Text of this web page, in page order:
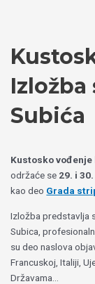
Subića
Kustosko vođenje
održaće se 29. i
kao deo Grada
Izložba predstavlja
Subica,
su deo naslova
Francuskoj, Italiji,
Državama…